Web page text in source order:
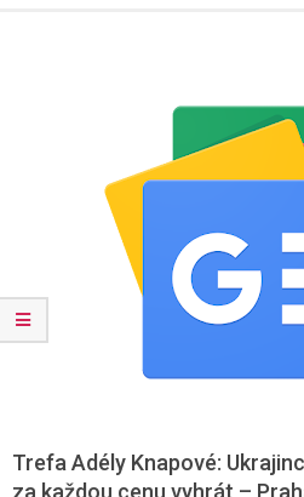
Trefa Adély Knapové:
za každou cenu vyhrát –